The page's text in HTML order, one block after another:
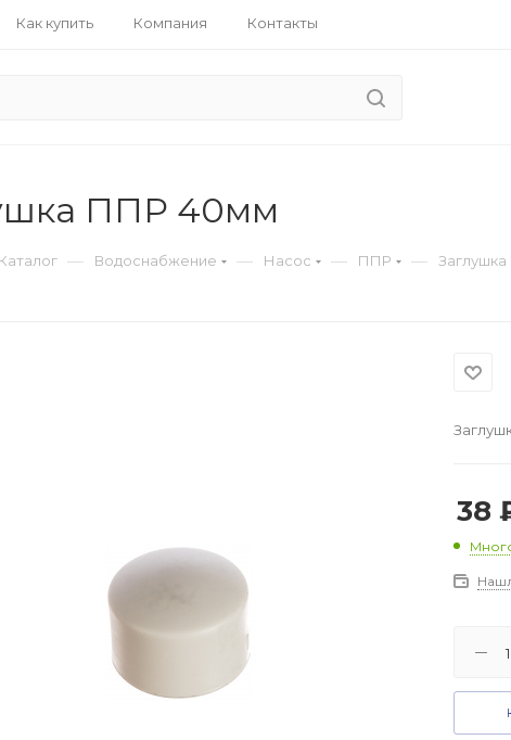
Как купить Компания Контакты
ППР 40мм
Каталог — Водоснабжение — Насос — ППР —
38